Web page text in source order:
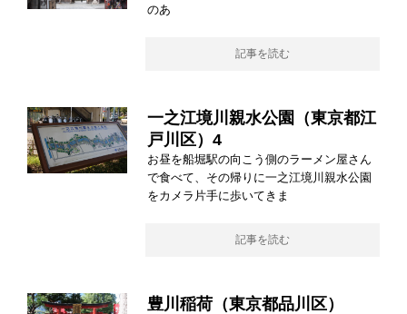
のあ
記事を読む
一之江境川親水公園（東京都江
戸川区）4
お昼を船堀駅の向こう側のラーメン屋さん
で食べて、その帰りに一之江境川親水公園
をカメラ片手に歩いてきま
記事を読む
豊川稲荷（東京都品川区）